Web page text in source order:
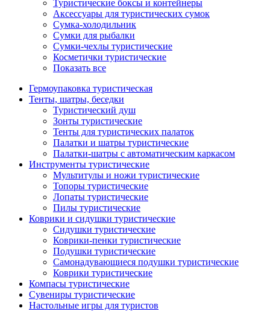
Туристические боксы и контейнеры
Аксессуары для туристических сумок
Сумка-холодильник
Сумки для рыбалки
Сумки-чехлы туристические
Косметички туристические
Показать все
Гермоупаковка туристическая
Тенты, шатры, беседки
Туристический душ
Зонты туристические
Тенты для туристических палаток
Палатки и шатры туристические
Палатки-шатры с автоматическим каркасом
Инструменты туристические
Мультитулы и ножи туристические
Топоры туристические
Лопаты туристические
Пилы туристические
Коврики и сидушки туристические
Сидушки туристические
Коврики-пенки туристические
Подушки туристические
Самонадувающиеся подушки туристические
Коврики туристические
Компасы туристические
Сувениры туристические
Настольные игры для туристов